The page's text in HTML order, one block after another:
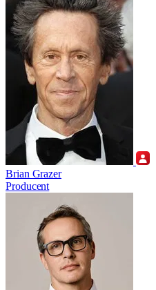
Brian Grazer
Producent